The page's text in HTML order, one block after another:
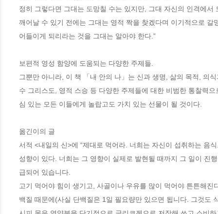
정히 그렇다면 그대는 도망칠 수는 있지만, 그대 자신의 인격에
깨어날 수 있기 전에는 그대는 영적 짝을 찾겠다며 이기적으로
어들이게 되리라는 것을 그대는 알아야 한다.”
보편적 영성 함양에 도움되는 다양한 주제들.
그뿐만 아니라, 이 책 「내 안의 나」는 신과 생명, 삶의 목적, 의
수 그리스도, 영적 스승 등 다양한 주제들에 대한 비범한 통찰력
심 있는 모든 이들에게 놀랍고도 가치 있는 선물이 될 것이다.
옮긴이의 글
서적 <내일의 신>에 “제대로 먹어라. 너희는 자신이 섭취하는 음
성향이 있다. 너희는 그 영향이 실제로 발현될 때까지 그 일이 진
급되어 있습니다.
고기 먹어야 힘이 생기고, 사골이나 우유를 많이 먹어야 튼튼해
백질 때문에(사실 단백질은 1일 필요량만 있으면 됩니다. 그것도